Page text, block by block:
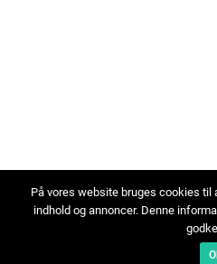
På vores website bruges cookies
indhold og annoncer. Denne